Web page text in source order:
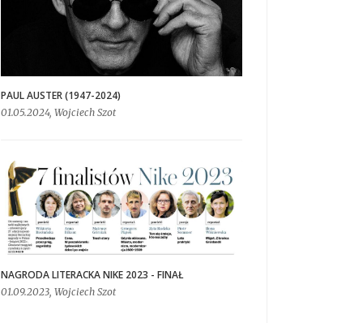
PAUL AUSTER (1947-2024)
01.05.2024, Wojciech Szot
NAGRODA LITERACKA NIKE 2023 - FINAŁ
01.09.2023, Wojciech Szot